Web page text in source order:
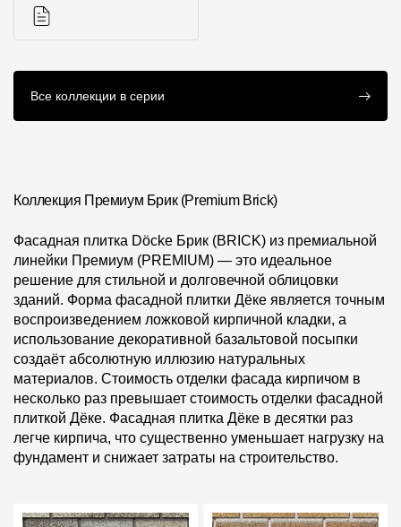
Контроль качества кровли
Отправка рекламации
Предложения по сотрудничеству
Вакансии
B2B
Отзывы
Алтайский край
Где купить?
Инструкции
Все коллекции в серии
Коллекция Премиум Брик (Premium Brick)
Фасадная плитка Döcke Брик (BRICK) из премиальной
линейки Премиум (PREMIUM) — это идеальное
решение для стильной и долговечной облицовки
зданий. Форма фасадной плитки Дёке является точным
воспроизведением ложковой кирпичной кладки, а
использование декоративной базальтовой посыпки
создаёт абсолютную иллюзию натуральных
материалов. Стоимость отделки фасада кирпичом в
несколько раз превышает стоимость отделки фасадной
плиткой Дёке. Фасадная плитка Дёке в десятки раз
легче кирпича, что существенно уменьшает нагрузку на
фундамент и снижает затраты на строительство.